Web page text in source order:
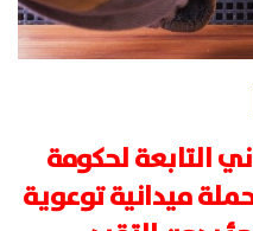
التابعة لحكومة
ميدانية توعوية